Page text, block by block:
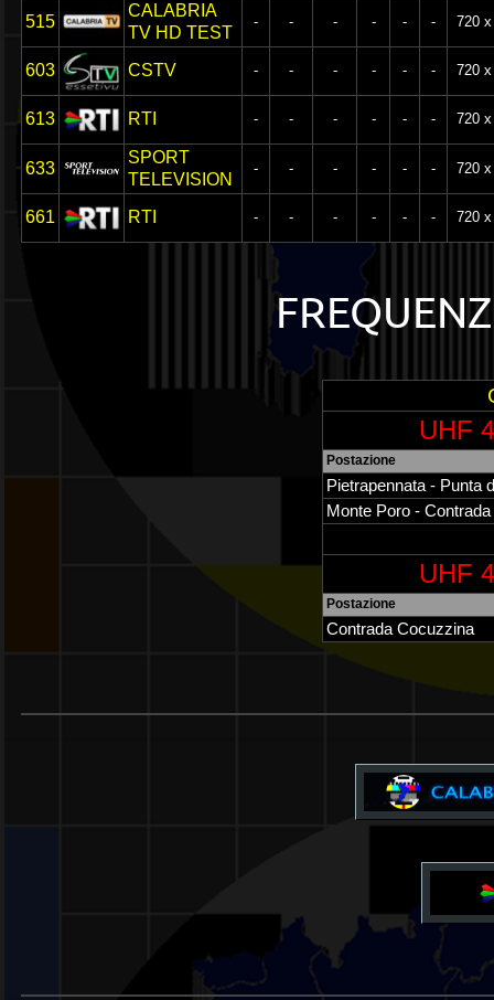
515
CALABRIA
TV HD TEST
- - - - - - 720
603 CSTV - - - - - - 720
613 RTI - - - - - - 720
633
SPORT
TELEVISION
- - - - - - 720
661 RTI - - - - - - 720
UHF
Postazione
Pietrapennata - Punta
Monte Poro -
UHF
Postazione
Contrada Cocuzzina